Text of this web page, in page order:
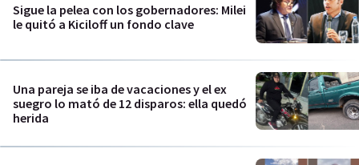
Sigue la pelea con los gobernadores: Milei
le quitó a Kiciloff un fondo clave
Una pareja se iba de vacaciones y el ex
suegro lo mató de 12 disparos: ella quedó
herida